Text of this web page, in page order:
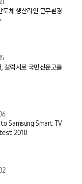
도체 생산라인 근무환경
갤럭시로 국민신문고를
Samsung Smart TV
2010